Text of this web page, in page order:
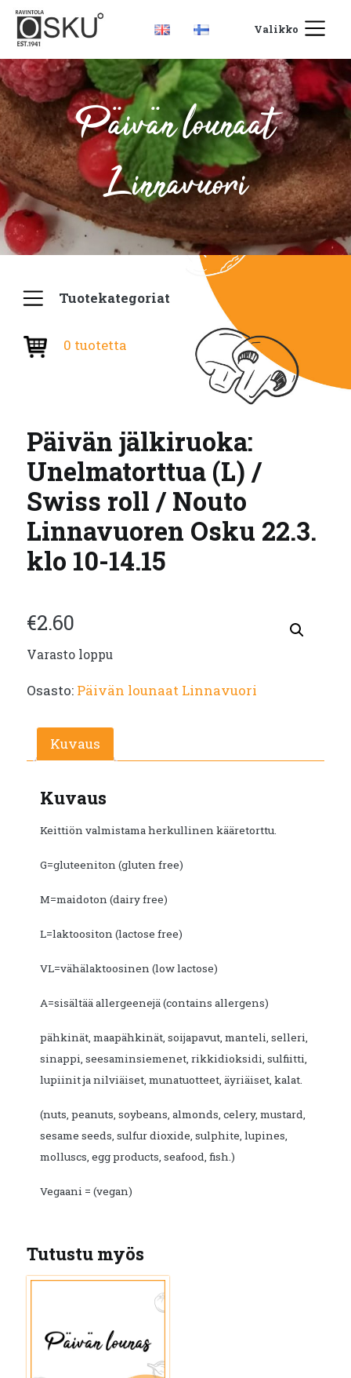
Valikko
Päivän lounaat
Linnavuori
Tuotekategoriat
0 tuotetta
Päivän jälkiruoka:
Unelmatorttua (L) /
Swiss roll / Nouto
Linnavuoren Osku 22.3.
klo 10-14.15
€2.60
Varasto loppu
Osasto: Päivän lounaat Linnavuori
Kuvaus
Kuvaus
Keittiön valmistama herkullinen kääretorttu.
G=gluteeniton (gluten free)
M=maidoton (dairy free)
L=laktoositon (lactose free)
VL=vähälaktoosinen (low lactose)
A=sisältää allergeenejä (contains allergens)
pähkinät, maapähkinät, soijapavut, manteli, selleri,
sinappi, seesaminsiemenet, rikkidioksidi, sulfiitti,
lupiinit ja nilviäiset, munatuotteet, äyriäiset, kalat.
(nuts, peanuts, soybeans, almonds, celery, mustard,
sesame seeds, sulfur dioxide, sulphite, lupines,
molluscs, egg products, seafood, fish.)
Vegaani = (vegan)
Tutustu myös